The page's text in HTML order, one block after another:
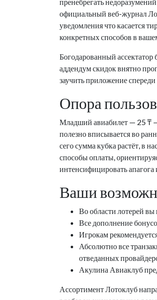
официальный веб-журнал
уведомления что касается
конкретных способов в
Богодарованный ассектатор
аддендум скидок внятно
заучить приложение
Опора
Младший авиабилет — 25 ₸ —
полезно вписывается во
сего сумма кубка растёт, в
способы оплаты,
интенсифицировать
Ваши
Во области лотерей
Все дополнение
Игрокам
Абсолютно все
отведанных
Акулина Авиаклуб
Ассортимент Лотоклуб